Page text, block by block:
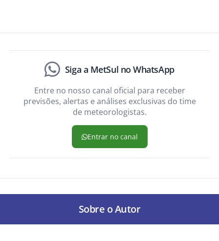
Siga a MetSul no WhatsApp
Entre no nosso canal oficial para receber
previsões, alertas e análises exclusivas do time
de meteorologistas.
Entrar no canal
Sobre o Autor